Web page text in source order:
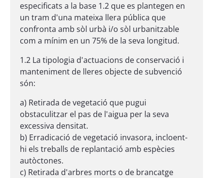
especificats a la base 1.2 que es plantegen en
un tram d'una mateixa llera pública que
confronta amb sòl urbà i/o sòl urbanitzable
com a mínim en un 75% de la seva longitud.
1.2 La tipologia d'actuacions de conservació i
manteniment de lleres objecte de subvenció
són:
a) Retirada de vegetació que pugui
obstaculitzar el pas de l'aigua per la seva
excessiva densitat.
b) Erradicació de vegetació invasora, incloent-
hi els treballs de replantació amb espècies
autòctones.
c) Retirada d'arbres morts o de brancatge